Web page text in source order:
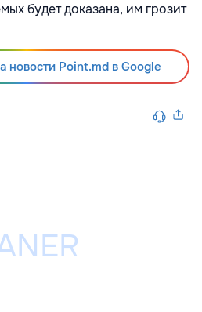
будет доказана, им грозит
новости Point.md в Google